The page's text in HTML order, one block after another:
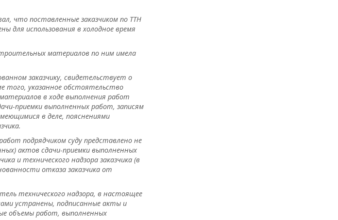
что поставленные заказчиком по ТТН
для использования в холодное время
материалов по ним имела
заказчику, свидетельствует о
того, указанное обстоятельство
в ходе выполнения работ
приемки выполненных работ, записям
в деле, пояснениями
подрядчиком суду представлено не
актов сдачи-приемки выполненных
и технического надзора заказчика (в
отказа заказчика от
технического надзора, в настоящее
устранены, подписанные акты и
объемы работ, выполненных